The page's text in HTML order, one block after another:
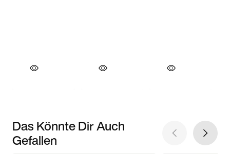
Das Könnte Dir Auch
Gefallen